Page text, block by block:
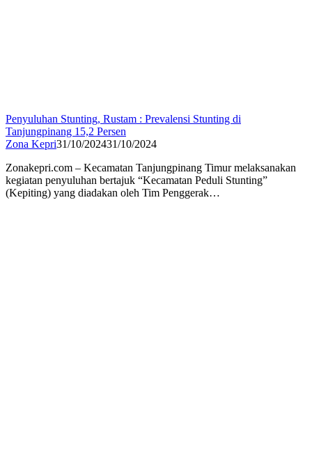
Penyuluhan Stunting, Rustam : Prevalensi Stunting di
Tanjungpinang 15,2 Persen
Zona Kepri31/10/202431/10/2024
Zonakepri.com – Kecamatan Tanjungpinang Timur melaksanakan
kegiatan penyuluhan bertajuk “Kecamatan Peduli Stunting”
(Kepiting) yang diadakan oleh Tim Penggerak…